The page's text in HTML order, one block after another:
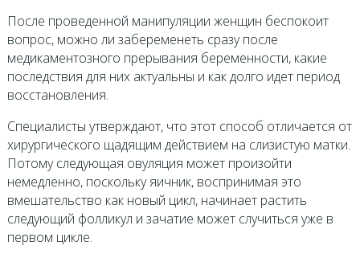
После проведенной манипуляции женщин беспокоит
вопрос, можно ли забеременеть сразу после
медикаментозного прерывания беременности, какие
последствия для них актуальны и как долго идет период
восстановления.
Специалисты утверждают, что этот способ отличается от
хирургического щадящим действием на слизистую матки.
Потому следующая овуляция может произойти
немедленно, поскольку яичник, воспринимая это
вмешательство как новый цикл, начинает растить
следующий фолликул и зачатие может случиться уже в
первом цикле.